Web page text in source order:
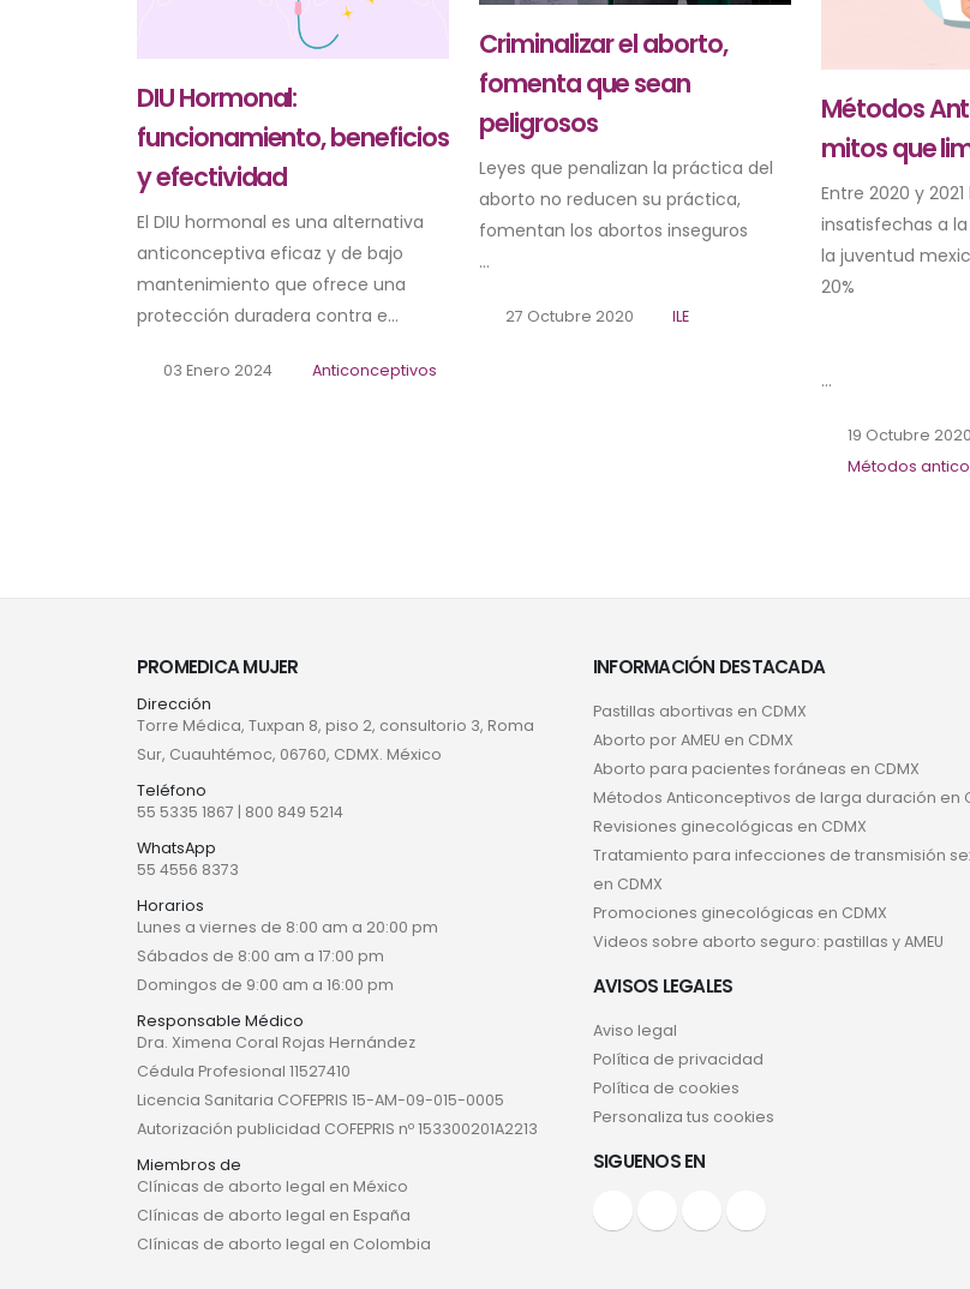
DIU Hormonal:
funcionamiento, beneficios
y efectividad
El DIU hormonal es una alternativa
anticonceptiva eficaz y de bajo
mantenimiento que ofrece una
protección duradera contra e...
03 Enero 2024 Anticonceptivos
Criminalizar el aborto,
fomenta que sean
peligrosos
Leyes que penalizan la práctica del
aborto no reducen su práctica,
fomentan los abortos inseguros
...
27 Octubre 2020 ILE
Métodos
mitos que
Entre 2020 y
insatisfechas a
la juventud
20%
...
19 Octubre 2020
Métodos
PROMEDICA MUJER
Dirección
Torre Médica, Tuxpan 8, piso 2, consultorio 3, Roma
Sur, Cuauhtémoc, 06760, CDMX. México
Teléfono
55 5335 1867 | 800 849 5214
WhatsApp
55 4556 8373
Horarios
Lunes a viernes de 8:00 am a 20:00 pm
Sábados de 8:00 am a 17:00 pm
Domingos de 9:00 am a 16:00 pm
Responsable Médico
Dra. Ximena Coral Rojas Hernández
Cédula Profesional 11527410
Licencia Sanitaria COFEPRIS 15-AM-09-015-0005
Autorización publicidad COFEPRIS nº 153300201A2213
Miembros de
Clínicas de aborto legal en México
Clínicas de aborto legal en España
Clínicas de aborto legal en Colombia
INFORMACIÓN DESTACADA
Pastillas abortivas en CDMX
Aborto por AMEU en CDMX
Aborto para pacientes foráneas en CDMX
Métodos Anticonceptivos de larga duración en
Revisiones ginecológicas en CDMX
Tratamiento para infecciones de transmisión
en CDMX
Promociones ginecológicas en CDMX
Videos sobre aborto seguro: pastillas y AMEU
AVISOS LEGALES
Aviso legal
Política de privacidad
Política de cookies
Personaliza tus cookies
SIGUENOS EN